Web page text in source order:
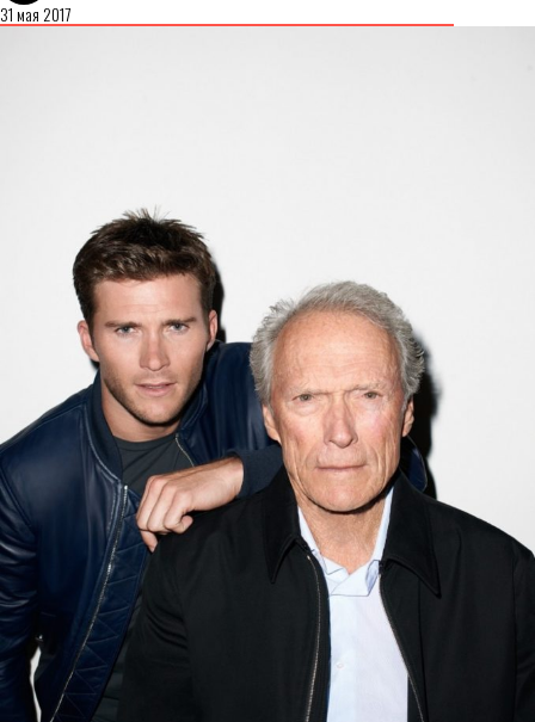
31 мая 2017